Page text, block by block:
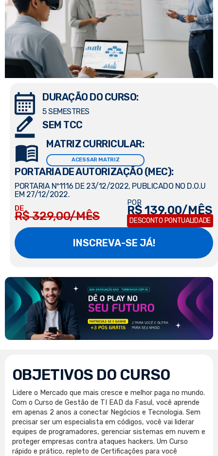
DURAÇÃO DO CURSO:
5 SEMESTRES
SEM TCC
MATRIZ CURRICULAR:
ACESSAR MATRIZ
PORTARIA DE AUTORIZAÇÃO (MEC):
PORTARIA Nº1116 DE 23/12/2022, PUBLICADO NO D.O.U
EM 27/12/2022.
DE
R$ 329,00/MÊS
POR
R$ 139,00/MÊS
DESCONTO PONTUALIDADE
INSCREVA-SE JÁ!
OBJETIVOS DO CURSO
Lidere o Mercado que mais cresce e melhor paga no mundo.
Com o Curso de Gestão de TI EAD da Fasul, você aprende
em apenas 2 anos a conectar Negócios e Tecnologia. Sem
precisar ser um especialista em códigos, você vai liderar
equipes de programadores, gerenciar sistemas em nuvem e
proteger empresas contra ataques hackers. Um Curso
rápido e prático, repleto de Certificações para você